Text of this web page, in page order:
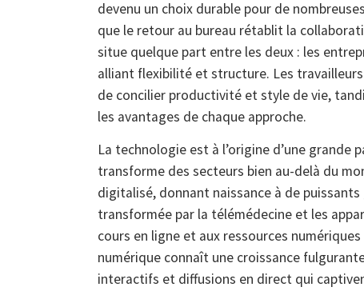
devenu un choix durable pour de
que le retour au bureau rétablit la
situe quelque part entre les deux : les
alliant flexibilité et structure. Les
de concilier productivité et style de vie,
les avantages de chaque approche.
La technologie est à l’origine d’une grande
transforme des secteurs bien au-delà du
digitalisé, donnant naissance à de
transformée par la télémédecine et les
cours en ligne et aux ressources
numérique connaît une croissance
interactifs et diffusions en direct qui